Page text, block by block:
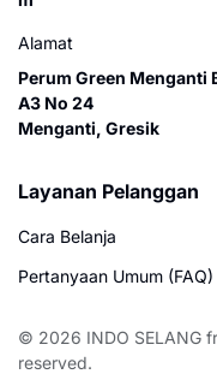
Alamat
Perum Green Menganti
A3 No 24
Menganti, Gresik
Layanan Pelanggan
Cara Belanja
Pertanyaan Umum (FAQ)
© 2026 INDO SELANG
reserved.